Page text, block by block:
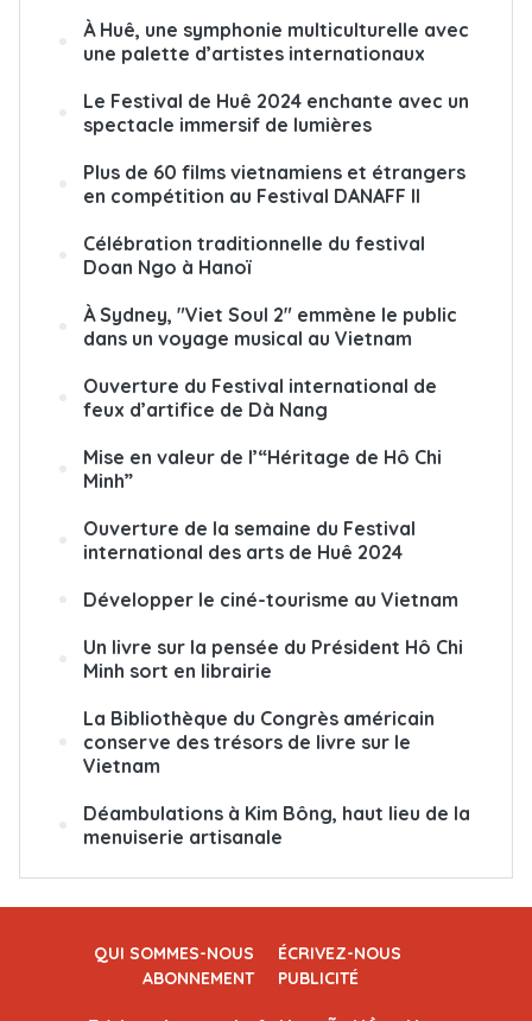
À Huê, une symphonie multiculturelle avec
une palette d’artistes internationaux
Le Festival de Huê 2024 enchante avec un
spectacle immersif de lumières
Plus de 60 films vietnamiens et étrangers
en compétition au Festival DANAFF II
Célébration traditionnelle du festival
Doan Ngo à Hanoï
À Sydney, "Viet Soul 2" emmène le public
dans un voyage musical au Vietnam
Ouverture du Festival international de
feux d’artifice de Dà Nang
Mise en valeur de l’“Héritage de Hô Chi
Minh”
Ouverture de la semaine du Festival
international des arts de Huê 2024
Développer le ciné-tourisme au Vietnam
Un livre sur la pensée du Président Hô Chi
Minh sort en librairie
La Bibliothèque du Congrès américain
conserve des trésors de livre sur le
Vietnam
Déambulations à Kim Bông, haut lieu de la
menuiserie artisanale
QUI SOMMES-NOUS
ÉCRIVEZ-NOUS
ABONNEMENT
PUBLICITÉ